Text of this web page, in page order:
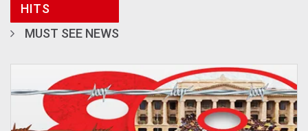
HITS
MUST SEE NEWS